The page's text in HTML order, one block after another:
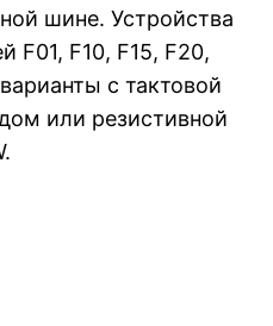
шине. Устройства
F01, F10, F15, F20,
с тактовой
или резистивной